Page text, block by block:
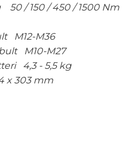
/ 150 / 450 / 1500 Nm
M12-M36
M10-M27
4,3 - 5,5 kg
x 303 mm